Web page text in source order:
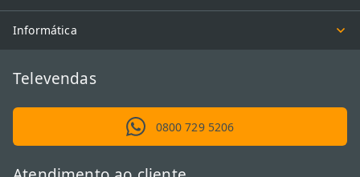
Informática
Televendas
0800 729 5206